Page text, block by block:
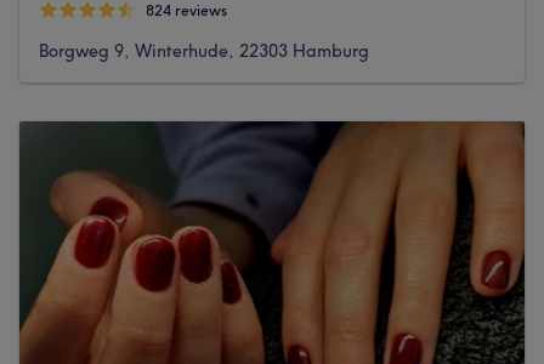
824 reviews
Borgweg 9, Winterhude, 22303 Hamburg